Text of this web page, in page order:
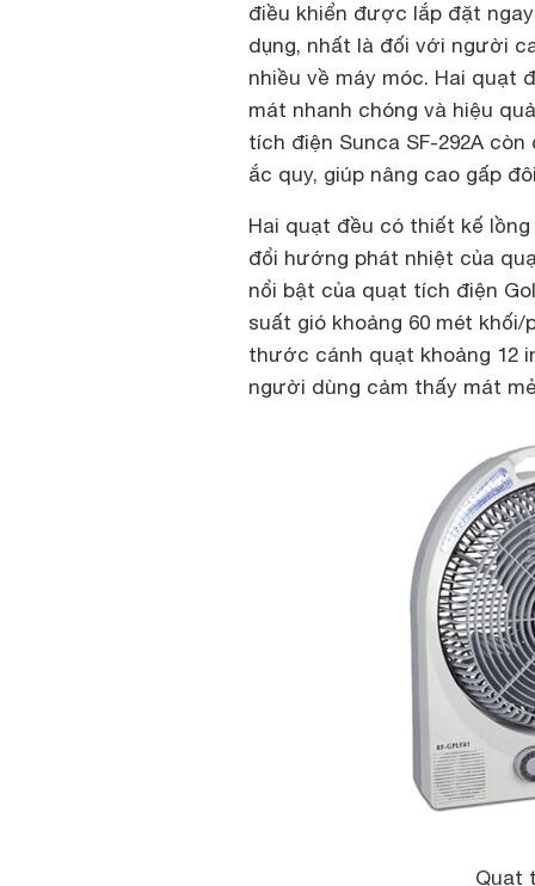
điều khiển được lắp đặt
dụng, nhất là đối với người
nhiều về máy móc. Hai quạt
mát nhanh chóng và hiệu
tích điện Sunca SF-292A
ắc quy, giúp nâng cao gấp
Hai quạt đều có thiết kế
đổi hướng phát nhiệt của
nổi bật của quạt tích điện
suất gió khoảng 60 mét
thước cánh quạt khoảng 12
người dùng cảm thấy mát
Quạt